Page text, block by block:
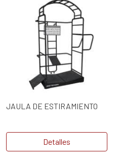
JAULA DE ESTIRAMIENTO
Detalles